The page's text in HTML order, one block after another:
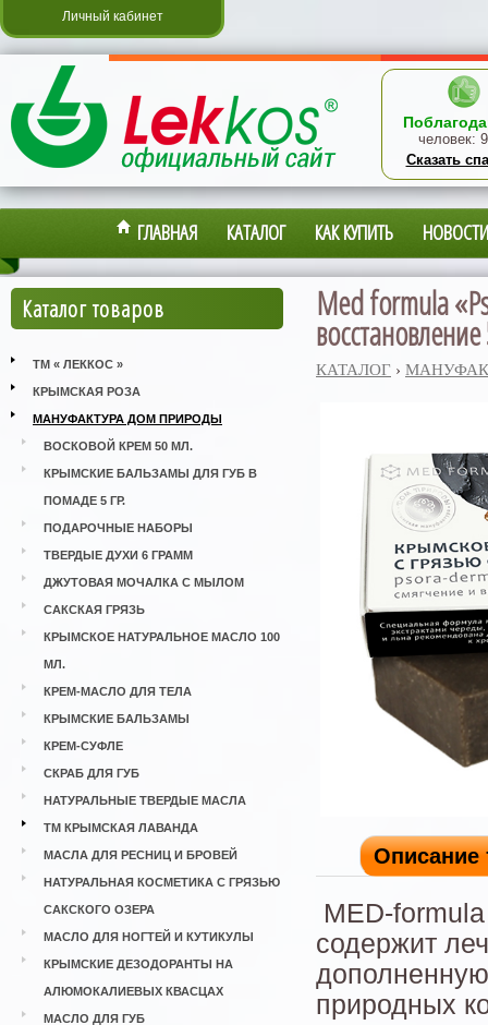
Личный кабинет
человек:
Сказать
ГЛАВНАЯ КАТАЛОГ КАК КУПИТЬ НОВОСТИ
Каталог товаров
ТМ « ЛЕККОС »
КРЫМСКАЯ РОЗА
МАНУФАКТУРА ДОМ ПРИРОДЫ
ВОСКОВОЙ КРЕМ 50 МЛ.
КРЫМСКИЕ БАЛЬЗАМЫ ДЛЯ ГУБ В
ПОМАДЕ 5 ГР.
ПОДАРОЧНЫЕ НАБОРЫ
ТВЕРДЫЕ ДУХИ 6 ГРАММ
ДЖУТОВАЯ МОЧАЛКА С МЫЛОМ
САКСКАЯ ГРЯЗЬ
КРЫМСКОЕ НАТУРАЛЬНОЕ МАСЛО 100
МЛ.
КРЕМ-МАСЛО ДЛЯ ТЕЛА
КРЫМСКИЕ БАЛЬЗАМЫ
КРЕМ-СУФЛЕ
СКРАБ ДЛЯ ГУБ
НАТУРАЛЬНЫЕ ТВЕРДЫЕ МАСЛА
ТМ КРЫМСКАЯ ЛАВАНДА
МАСЛА ДЛЯ РЕСНИЦ И БРОВЕЙ
НАТУРАЛЬНАЯ КОСМЕТИКА С ГРЯЗЬЮ
САКСКОГО ОЗЕРА
МАСЛО ДЛЯ НОГТЕЙ И КУТИКУЛЫ
КРЫМСКИЕ ДЕЗОДОРАНТЫ НА
АЛЮМОКАЛИЕВЫХ КВАСЦАХ
МАСЛО ДЛЯ ГУБ
Med formula
КАТАЛОГ ›
Описание
MED-
содержит
природных